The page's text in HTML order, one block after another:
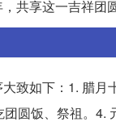
共享这一吉祥团
致如下：1. 腊月
圆饭、祭祖。4.